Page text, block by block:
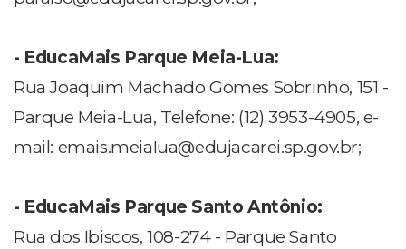
- EducaMais Parque Meia-Lua:
Rua Joaquim Machado Gomes Sobrinho, 151 -
Parque Meia-Lua, Telefone: (12) 3953-4905, e-
mail: emais.meiaIua@edujacarei.sp.gov.br;
- EducaMais Parque Santo Antônio:
Rua dos Ibiscos, 108-274 - Parque Santo